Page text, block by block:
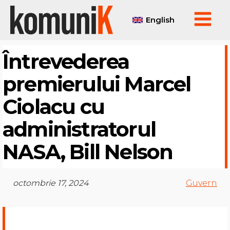
English
Întrevederea
premierului Marcel
Ciolacu cu
administratorul
NASA, Bill Nelson
octombrie 17, 2024 Guvern